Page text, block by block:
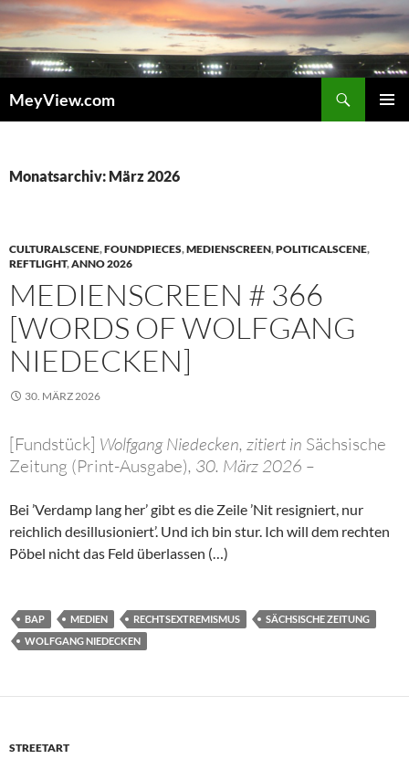
Zum
Inhalt
springen
MeyView.com
Monatsarchiv: März 2026
CULTURALSCENE,FOUNDPIECES,MEDIENSCREEN,POLITICALSCENE,
REFTLIGHT,ANNO 2026
MEDIENSCREEN # 366
[WORDS OF WOLFGANG
NIEDECKEN]
30. MÄRZ 2026
[Fundstück] Wolfgang Niedecken, zitiert in Sächsische
Zeitung (Print-Ausgabe), 30. März 2026 –
Bei ’Verdamp lang her’ gibt es die Zeile ’Nit resigniert, nur
reichlich desillusioniert’. Und ich bin stur. Ich will dem rechten
Pöbel nicht das Feld überlassen (…)
BAP MEDIEN RECHTSEXTREMISMUS
SÄCHSISCHE ZEITUNG
WOLFGANG NIEDECKEN
STREETART